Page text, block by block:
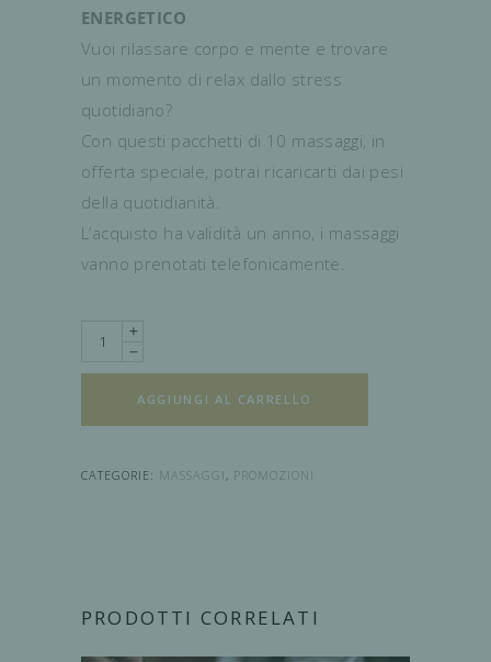
ENERGETICO
Vuoi rilassare corpo e mente e trovare
un momento di relax dallo stress
quotidiano?
Con questi pacchetti di 10 massaggi, in
offerta speciale, potrai ricaricarti dai pesi
della quotidianità.
L’acquisto ha validità un anno, i massaggi
vanno prenotati telefonicamente.
Quantity
AGGIUNGI AL CARRELLO
CATEGORIE: MASSAGGI , PROMOZIONI
PRODOTTI CORRELATI